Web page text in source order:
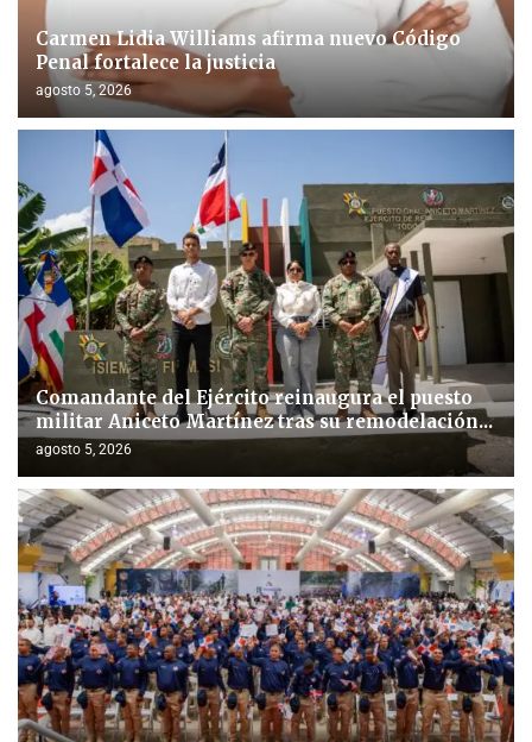
Carmen Lidia Williams afirma nuevo Código
Penal fortalece la justicia
agosto 5, 2026
Comandante del Ejército reinaugura el puesto
militar Aniceto Martínez tras su remodelación...
agosto 5, 2026